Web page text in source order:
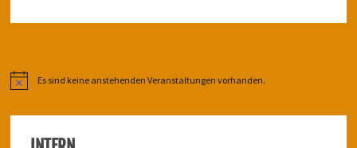
HinweisEs sind keine anstehenden Veranstaltungen vorhanden.